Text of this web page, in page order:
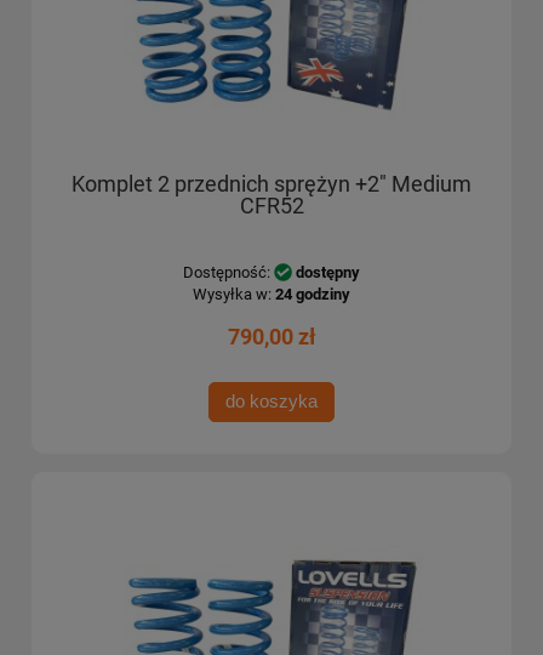
Komplet 2 przednich sprężyn +2" Medium
CFR52
Dostępność:
dostępny
Wysyłka w: 24 godziny
790,00 zł
do koszyka